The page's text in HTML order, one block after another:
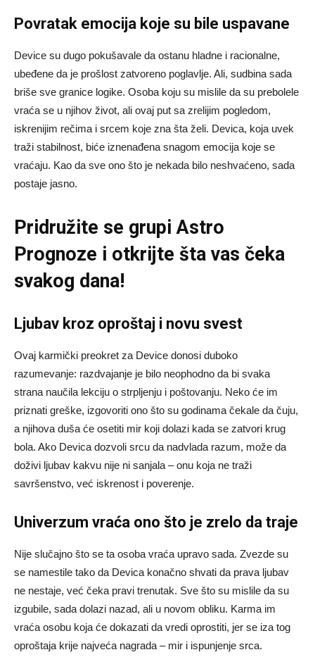
Povratak emocija koje su bile uspavane
Device su dugo pokušavale da ostanu hladne i racionalne,
ubeđene da je prošlost zatvoreno poglavlje. Ali, sudbina sada
briše sve granice logike. Osoba koju su mislile da su prebolele
vraća se u njihov život, ali ovaj put sa zrelijim pogledom,
iskrenijim rečima i srcem koje zna šta želi. Devica, koja uvek
traži stabilnost, biće iznenađena snagom emocija koje se
vraćaju. Kao da sve ono što je nekada bilo neshvaćeno, sada
postaje jasno.
Pridružite se grupiAstro
Prognoze i otkrijte šta vas čeka
svakog dana!
Ljubav kroz oproštaj i novu svest
Ovaj karmički preokret za Device donosi duboko
razumevanje: razdvajanje je bilo neophodno da bi svaka
strana naučila lekciju o strpljenju i poštovanju. Neko će im
priznati greške, izgovoriti ono što su godinama čekale da čuju,
a njihova duša će osetiti mir koji dolazi kada se zatvori krug
bola. Ako Devica dozvoli srcu da nadvlada razum, može da
doživi ljubav kakvu nije ni sanjala – onu koja ne traži
savršenstvo, već iskrenost i poverenje.
Univerzum vraća ono što je zrelo da traje
Nije slučajno što se ta osoba vraća upravo sada. Zvezde su
se namestile tako da Devica konačno shvati da prava ljubav
ne nestaje, već čeka pravi trenutak. Sve što su mislile da su
izgubile, sada dolazi nazad, ali u novom obliku. Karma im
vraća osobu koja će dokazati da vredi oprostiti, jer se iza tog
oproštaja krije najveća nagrada – mir i ispunjenje srca.